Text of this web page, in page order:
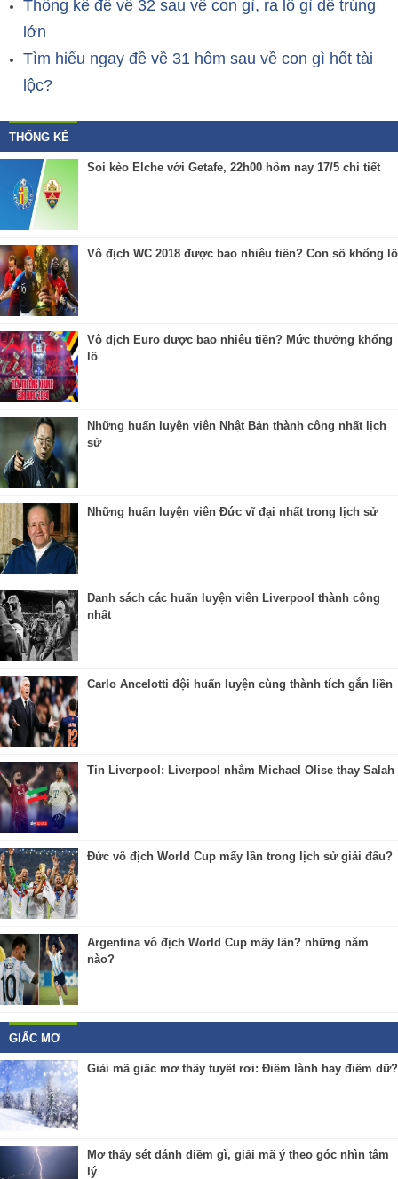
Thống kê đề về 32 sau về con gì, ra lô gì dễ trúng
lớn
Tìm hiểu ngay đề về 31 hôm sau về con gì hốt tài
lộc?
THỐNG KÊ
Soi kèo Elche với Getafe, 22h00 hôm nay 17/5 chi tiết
Vô địch WC 2018 được bao nhiêu tiền? Con số khổng lồ
Vô địch Euro được bao nhiêu tiền? Mức thưởng khổng
lồ
Những huấn luyện viên Nhật Bản thành công nhất lịch
sử
Những huấn luyện viên Đức vĩ đại nhất trong lịch sử
Danh sách các huấn luyện viên Liverpool thành công
nhất
Carlo Ancelotti đội huấn luyện cùng thành tích gắn liền
Tin Liverpool: Liverpool nhắm Michael Olise thay Salah
Đức vô địch World Cup mấy lần trong lịch sử giải đấu?
Argentina vô địch World Cup mấy lần? những năm
nào?
GIẤC MƠ
Giải mã giấc mơ thấy tuyết rơi: Điềm lành hay điềm dữ?
Mơ thấy sét đánh điềm gì, giải mã ý theo góc nhìn tâm
lý